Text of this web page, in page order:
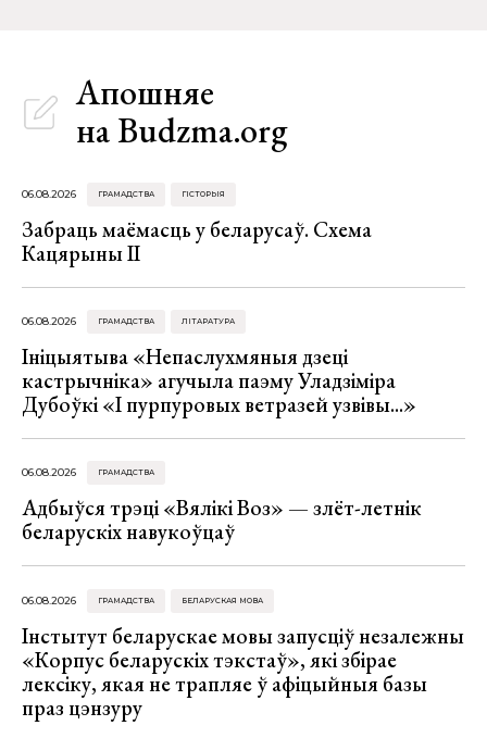
Апошняе
на Budzma.org
06.08.2026 ГРАМАДСТВА ГІСТОРЫЯ
Забраць маёмасць у беларусаў. Схема
Кацярыны ІІ
06.08.2026 ГРАМАДСТВА ЛІТАРАТУРА
Ініцыятыва «Непаслухмяныя дзеці
кастрычніка» агучыла паэму Уладзіміра
Дубоўкі «І пурпуровых ветразей узвівы...»
06.08.2026 ГРАМАДСТВА
Адбыўся трэці «Вялікі Воз» — злёт-летнік
беларускіх навукоўцаў
06.08.2026 ГРАМАДСТВА БЕЛАРУСКАЯ МОВА
Інстытут беларускае мовы запусціў незалежны
«Корпус беларускіх тэкстаў», які збірае
лексіку, якая не трапляе ў афіцыйныя базы
праз цэнзуру